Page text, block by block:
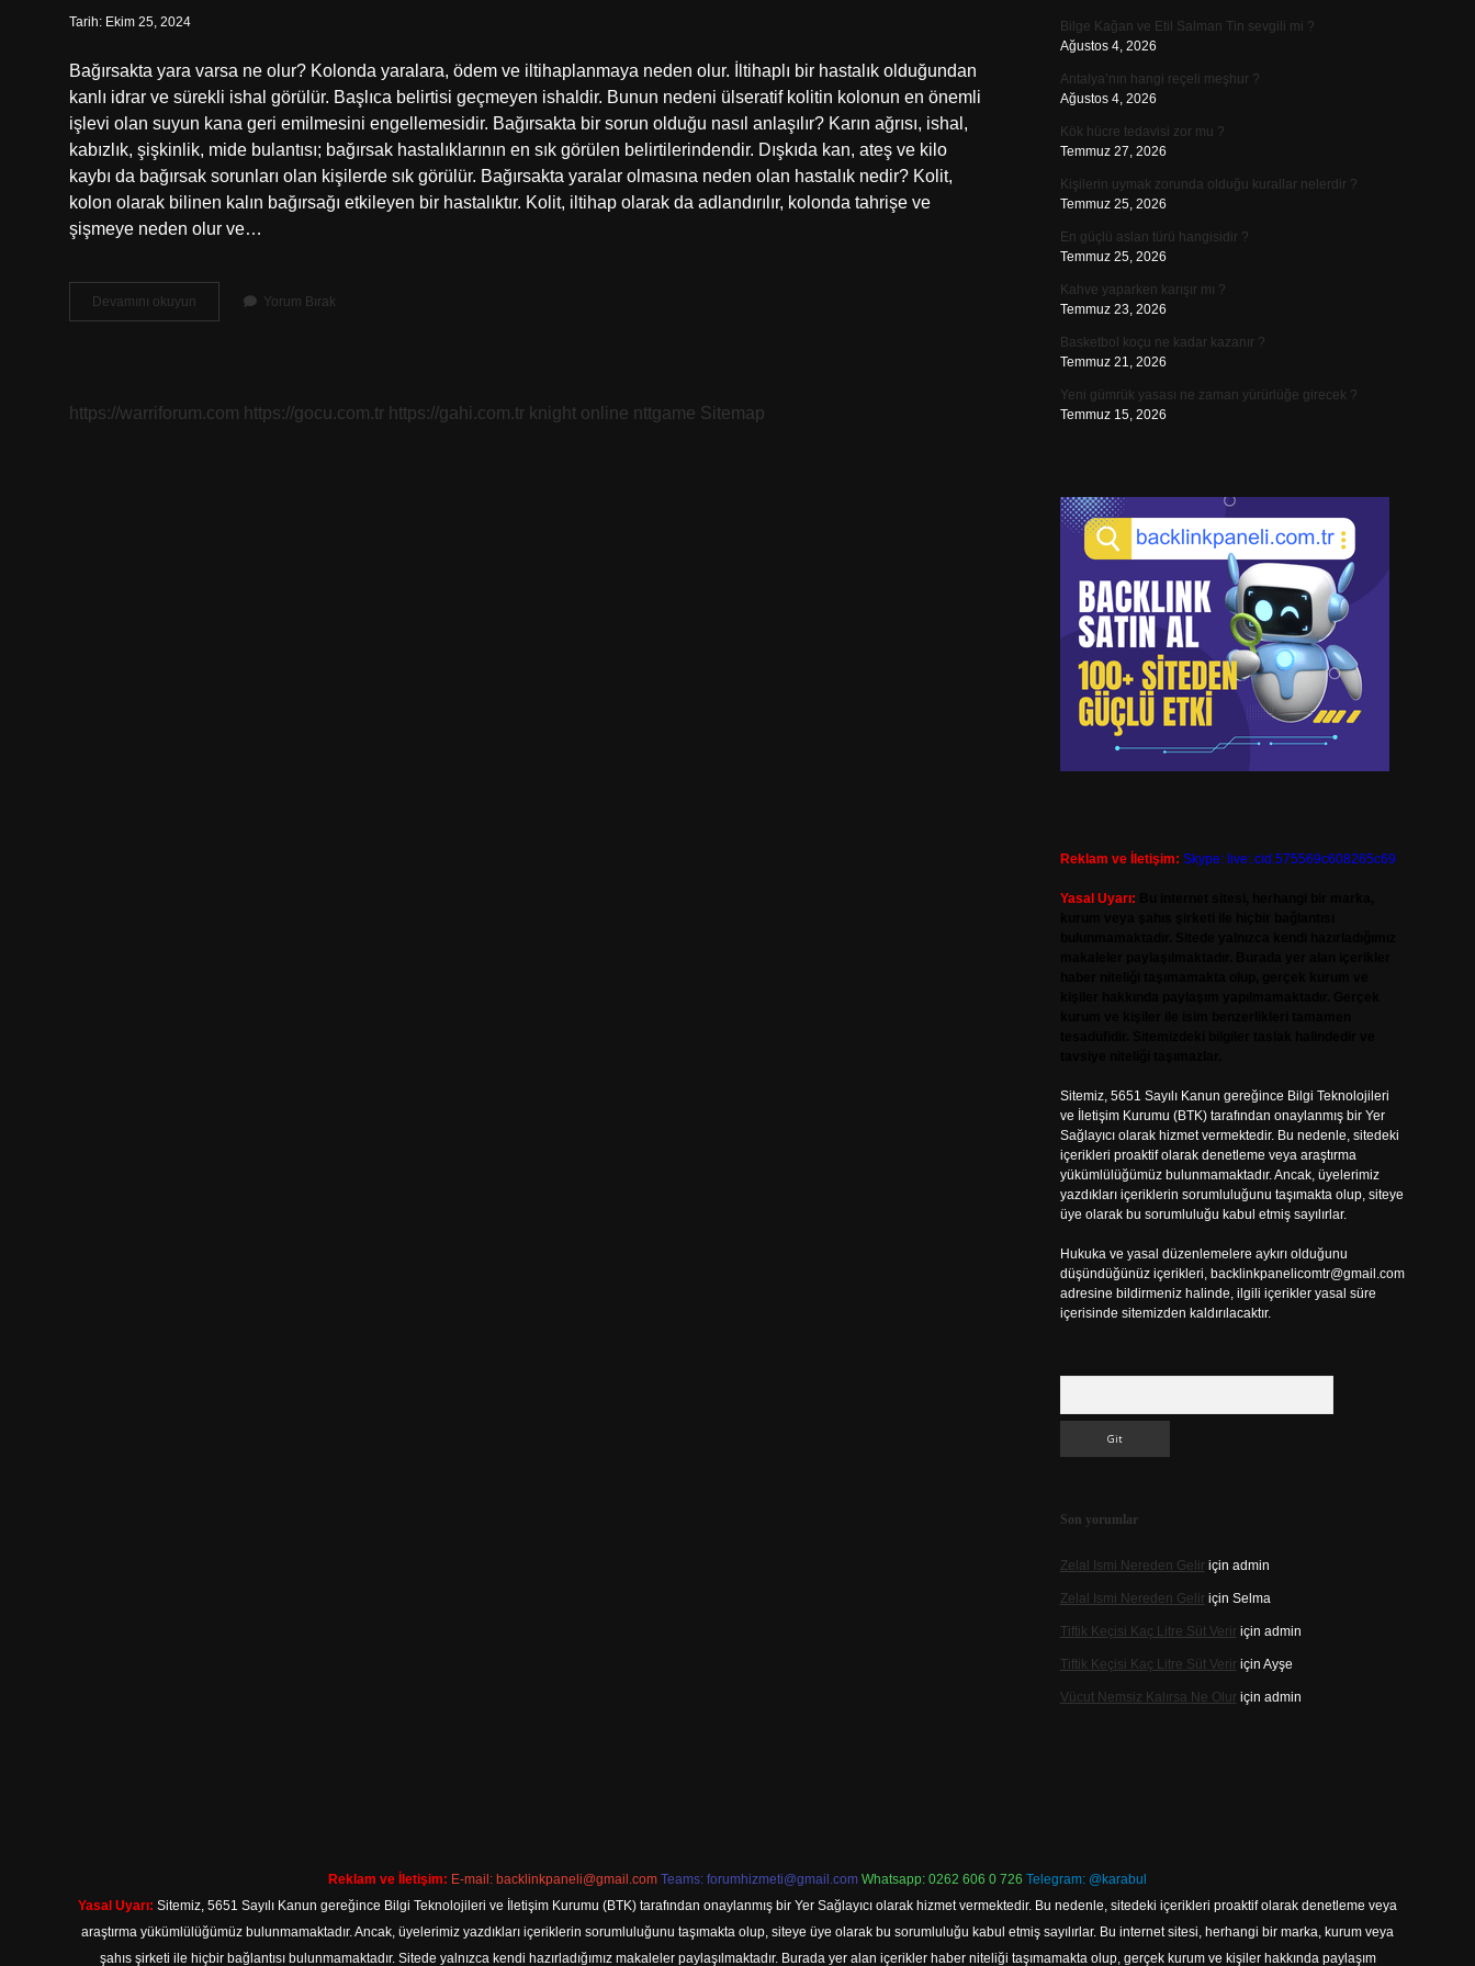
Tarih: Ekim 25, 2024
Bağırsakta yara varsa ne olur? Kolonda yaralara, ödem ve iltihaplanmaya neden olur. İltihaplı bir hastalık olduğundan
kanlı idrar ve sürekli ishal görülür. Başlıca belirtisi geçmeyen ishaldir. Bunun nedeni ülseratif kolitin kolonun en önemli
işlevi olan suyun kana geri emilmesini engellemesidir. Bağırsakta bir sorun olduğu nasıl anlaşılır? Karın ağrısı, ishal,
kabızlık, şişkinlik, mide bulantısı; bağırsak hastalıklarının en sık görülen belirtilerindendir. Dışkıda kan, ateş ve kilo
kaybı da bağırsak sorunları olan kişilerde sık görülür. Bağırsakta yaralar olmasına neden olan hastalık nedir? Kolit,
kolon olarak bilinen kalın bağırsağı etkileyen bir hastalıktır. Kolit, iltihap olarak da adlandırılır, kolonda tahrişe ve
şişmeye neden olur ve…
Devamını okuyun Bağırsakta
Yara
Yorum Bırak
https://warriforum.com https://gocu.com.tr https://gahi.com.tr knight online nttgame Sitemap
Bilge Kağan ve Etil Salman Tin sevgili mi ?
Ağustos 4, 2026
Antalya’nın hangi reçeli meşhur ?
Ağustos 4, 2026
Kök hücre tedavisi zor mu ?
Temmuz 27, 2026
Kişilerin uymak zorunda olduğu kurallar nelerdir ?
Temmuz 25, 2026
En güçlü aslan türü hangisidir ?
Temmuz 25, 2026
Kahve yaparken karışır mı ?
Temmuz 23, 2026
Basketbol koçu ne kadar kazanır ?
Temmuz 21, 2026
Yeni gümrük yasası ne zaman yürürlüğe girecek ?
Temmuz 15, 2026
Reklam ve İletişim: Skype: live:.cid.575569c608265c69
Yasal Uyarı:
Sitemiz, 5651 Sayılı Kanun gereğince Bilgi Teknolojileri
ve İletişim Kurumu (BTK) tarafından onaylanmış bir Yer
Sağlayıcı olarak hizmet vermektedir. Bu nedenle, sitedeki
içerikleri proaktif olarak denetleme veya araştırma
yükümlülüğümüz bulunmamaktadır. Ancak, üyelerimiz
yazdıkları içeriklerin sorumluluğunu taşımakta olup, siteye
üye olarak bu sorumluluğu kabul etmiş sayılırlar.
Hukuka ve yasal düzenlemelere aykırı olduğunu
düşündüğünüz içerikleri, backlinkpanelicomtr@gmail.com
adresine bildirmeniz halinde, ilgili içerikler yasal süre
içerisinde sitemizden kaldırılacaktır.
Son yorumlar
Zelal Ismi Nereden Geliriçin admin
Zelal Ismi Nereden Geliriçin Selma
Tiftik Keçisi Kaç Litre Süt Veririçin admin
Tiftik Keçisi Kaç Litre Süt Veririçin Ayşe
Vücut Nemsiz Kalırsa Ne Oluriçin admin
Reklam ve İletişim: E-mail: backlinkpaneli@gmail.com Teams: forumhizmeti@gmail.com Whatsapp: 0262 606 0 726 Telegram: @karabul
Yasal Uyarı: Sitemiz, 5651 Sayılı Kanun gereğince Bilgi Teknolojileri ve İletişim Kurumu (BTK) tarafından onaylanmış bir Yer Sağlayıcı olarak hizmet vermektedir. Bu nedenle, sitedeki içerikleri proaktif olarak denetleme veya
araştırma yükümlülüğümüz bulunmamaktadır. Ancak, üyelerimiz yazdıkları içeriklerin sorumluluğunu taşımakta olup, siteye üye olarak bu sorumluluğu kabul etmiş sayılırlar. Bu internet sitesi, herhangi bir marka, kurum veya
şahıs şirketi ile hiçbir bağlantısı bulunmamaktadır. Sitede yalnızca kendi hazırladığımız makaleler paylaşılmaktadır. Burada yer alan içerikler haber niteliği taşımamakta olup, gerçek kurum ve kişiler hakkında paylaşım